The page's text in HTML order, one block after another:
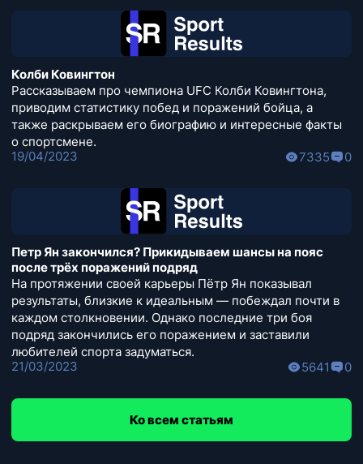
Колби Ковингтон
Рассказываем про чемпиона UFC Колби Ковингтона,
приводим статистику побед и поражений бойца, а
также раскрываем его биографию и интересные факты
о спортсмене.
19/04/2023
7335 0
Петр Ян закончился? Прикидываем шансы на пояс
после трёх поражений подряд
На протяжении своей карьеры Пётр Ян показывал
результаты, близкие к идеальным — побеждал почти в
каждом столкновении. Однако последние три боя
подряд закончились его поражением и заставили
любителей спорта задуматься.
21/03/2023
5641 0
Ко всем статьям